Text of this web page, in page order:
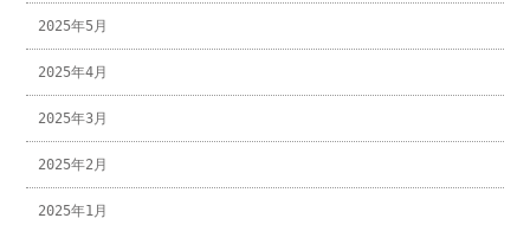
2025年5月
2025年4月
2025年3月
2025年2月
2025年1月